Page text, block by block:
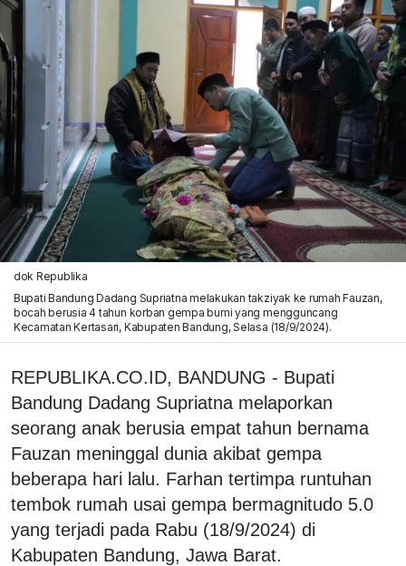
dok Republika
Bupati Bandung Dadang Supriatna melakukan takziyak ke rumah Fauzan,
bocah berusia 4 tahun korban gempa bumi yang mengguncang
Kecamatan Kertasari, Kabupaten Bandung, Selasa (18/9/2024).
REPUBLIKA.CO.ID, BANDUNG - Bupati
Bandung Dadang Supriatna melaporkan
seorang anak berusia empat tahun bernama
Fauzan meninggal dunia akibat gempa
beberapa hari lalu. Farhan tertimpa runtuhan
tembok rumah usai gempa bermagnitudo 5.0
yang terjadi pada Rabu (18/9/2024) di
Kabupaten Bandung, Jawa Barat.